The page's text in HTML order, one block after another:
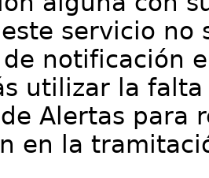
servicio no
notificación
utilizar la
Alertas para
en la